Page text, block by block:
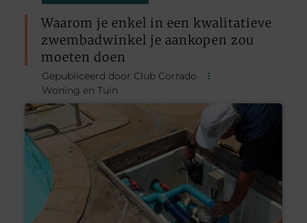
Waarom je enkel in een kwalitatieve
zwembadwinkel je aankopen zou
moeten doen
Gepubliceerd door Club Corrado
Woning en Tuin